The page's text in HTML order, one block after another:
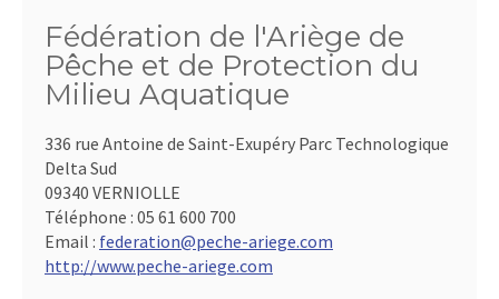
Fédération de l'Ariège de
Pêche et de Protection du
Milieu Aquatique
336 rue Antoine de Saint-Exupéry Parc Technologique
Delta Sud
09340 VERNIOLLE
Téléphone : 05 61 600 700
Email : federation@peche-ariege.com
http://www.peche-ariege.com